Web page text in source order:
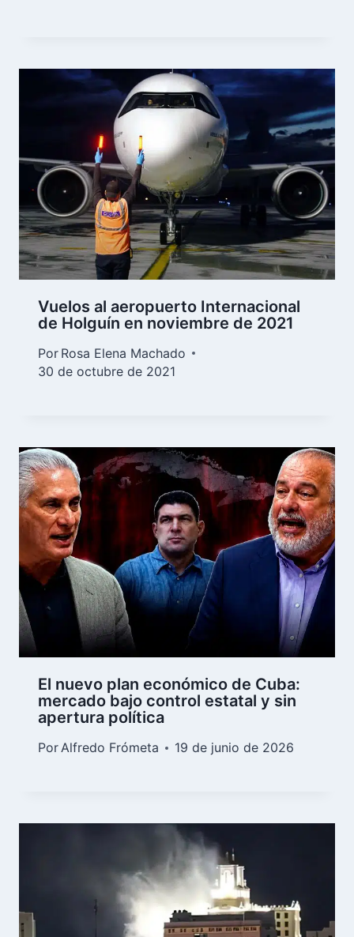
Vuelos al aeropuerto Internacional
de Holguín en noviembre de 2021
Por Rosa Elena Machado
30 de octubre de 2021
El nuevo plan económico de Cuba:
mercado bajo control estatal y sin
apertura política
PorAlfredo Frómeta 19 de junio de 2026